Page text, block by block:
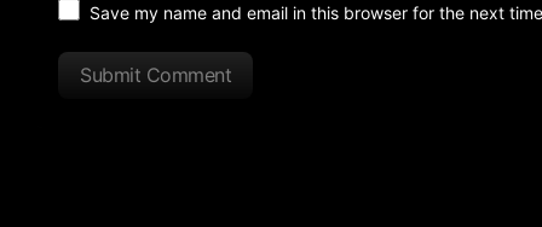
Save my name and email in this browser for the next
Submit Comment